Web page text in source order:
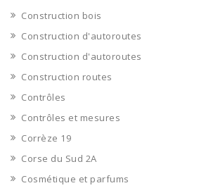
Construction bois
Construction d'autoroutes
Construction d'autoroutes
Construction routes
Contrôles
Contrôles et mesures
Corrèze 19
Corse du Sud 2A
Cosmétique et parfums